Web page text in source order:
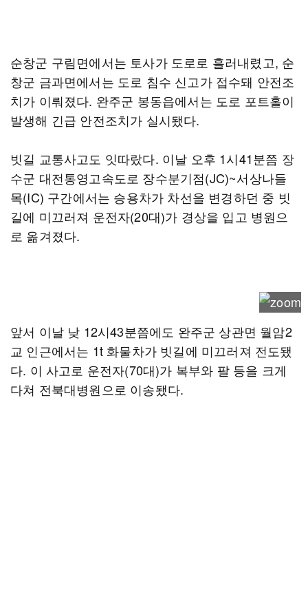
순창군 구림면에서는 토사가 도로로 흘러내렸고, 순
창군 금과면에서는 도로 침수 신고가 접수돼 안전조
치가 이뤄졌다. 완주군 봉동읍에서는 도로 포트홀이
발생해 긴급 안전조치가 실시됐다.
빗길 교통사고도 잇따랐다. 이날 오후 1시41분쯤 장
수군 대전통영고속도로 장수분기점(JC)~서상나들
목(IC) 구간에서는 승용차가 차선을 변경하던 중 빗
길에 미끄러져 운전자(20대)가 경상을 입고 병원으
로 옮겨졌다.
앞서 이날 낮 12시43분쯤에도 완주군 상관면 월암2
교 인근에서는 1t 화물차가 빗길에 미끄러져 전도됐
다. 이 사고로 운전자(70대)가 복부와 팔 등을 크게
다쳐 전북대병원으로 이송됐다.